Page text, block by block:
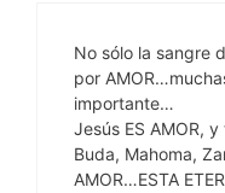
No sólo la sangre
por
importante…
Jesús ES AMOR,
Buda, Mahoma,
AMOR…ESTA